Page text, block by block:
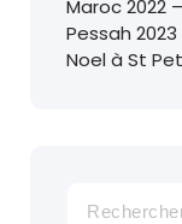
Maroc 2022
Pessah 2023
Noel à St